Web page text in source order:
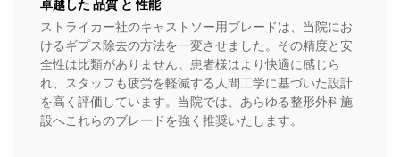
卓越した 品質 と 性能
ストライカー社のキャストソー用ブレードは、当院にお
けるギプス除去の方法を一変させました。その精度と安
全性は比類がありません。患者様はより快適に感じら
れ、スタッフも疲労を軽減する人間工学に基づいた設計
を高く評価しています。当院では、あらゆる整形外科施
設へこれらのブレードを強く推奨いたします。